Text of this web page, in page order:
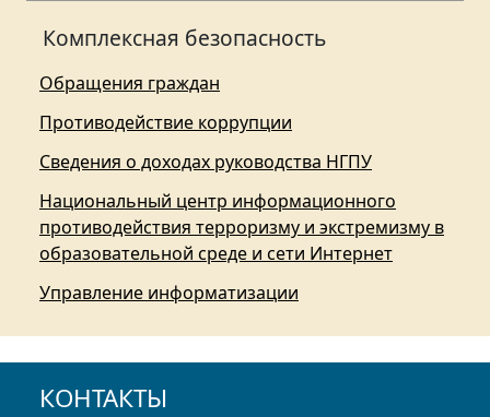
Комплексная безопасность
Обращения граждан
Противодействие коррупции
Сведения о доходах руководства НГПУ
Национальный центр информационного
противодействия терроризму и экстремизму в
образовательной среде и сети Интернет
Управление информатизации
КОНТАКТЫ